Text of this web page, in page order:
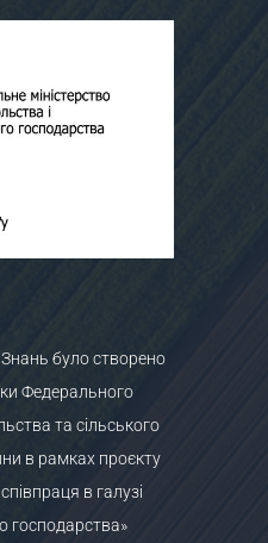
було створено
Федерального
та сільського
в рамках проєкту
в галузі
господарства»